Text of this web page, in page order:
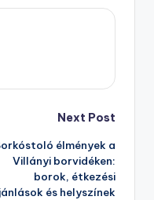
Next Post
élmények a
Villányi borvidéken:
borok, étkezési
és helyszínek